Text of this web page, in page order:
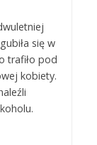
się w
trafiło pod
kobiety.